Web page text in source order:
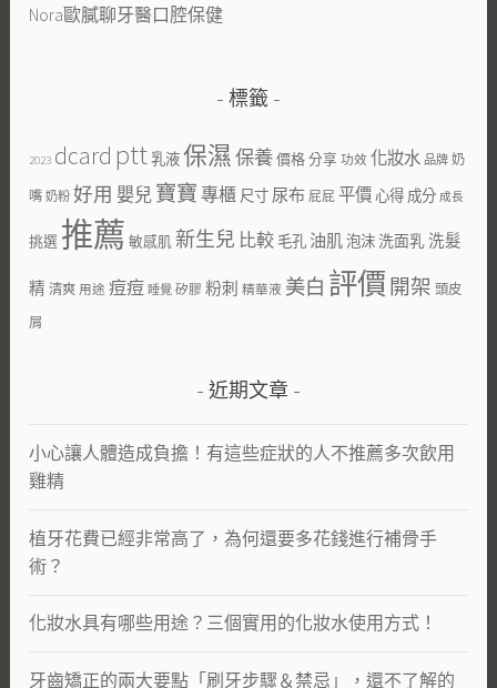
Nora歐膩聊牙醫口腔保健
標籤
2023 dcard ptt乳液保濕保養價格分享 功效 化妝水 品牌 奶
嘴 奶粉 好用 嬰兒 寶寶 專櫃 尺寸 尿布 屁屁 平價心得 成分 成長
挑選 推薦 敏感肌 新生兒 比較 毛孔 油肌泡沫 洗面乳洗髮
精 清爽 用途 痘痘 睡覺 矽膠 粉刺 精華液 美白 評價 開架 頭皮
屑
近期文章
小心讓人體造成負擔！有這些症狀的人不推薦多次飲用
雞精
植牙花費已經非常高了，為何還要多花錢進行補骨手
術？
化妝水具有哪些用途？三個實用的化妝水使用方式！
牙齒矯正的兩大要點「刷牙步驟＆禁忌」，還不了解的